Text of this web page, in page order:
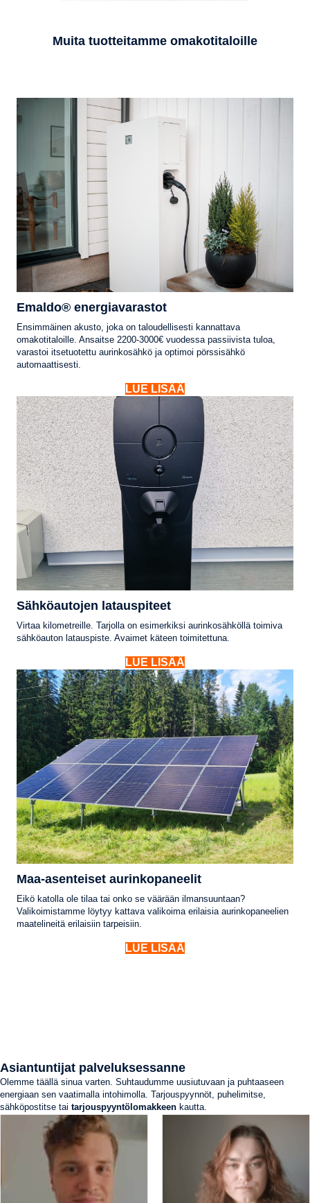
Muita tuotteitamme omakotitaloille
Emaldo® energiavarastot
Ensimmäinen akusto, joka on taloudellisesti kannattava
omakotitaloille. Ansaitse 2200-3000€ vuodessa passiivista tuloa,
varastoi itsetuotettu aurinkosähkö ja optimoi pörssisähkö
automaattisesti.
LUE LISÄÄ
Sähköautojen latauspiteet
Virtaa kilometreille. Tarjolla on esimerkiksi aurinkosähköllä toimiva
sähköauton latauspiste. Avaimet käteen toimitettuna.
LUE LISÄÄ
Maa-asenteiset aurinkopaneelit
Eikö katolla ole tilaa tai onko se väärään ilmansuuntaan?
Valikoimistamme löytyy kattava valikoima erilaisia aurinkopaneelien
maatelineitä erilaisiin tarpeisiin.
LUE LISÄÄ
Asiantuntijat palveluksessanne
Olemme täällä sinua varten. Suhtaudumme uusiutuvaan ja puhtaaseen
energiaan sen vaatimalla intohimolla. Tarjouspyynnöt, puhelimitse,
sähköpostitse tai tarjouspyyntölomakkeen kautta.